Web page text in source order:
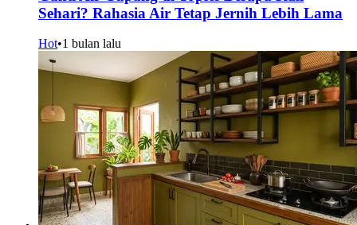
Sehari? Rahasia Air Tetap Jernih Lebih Lama
Hot•1 bulan lalu